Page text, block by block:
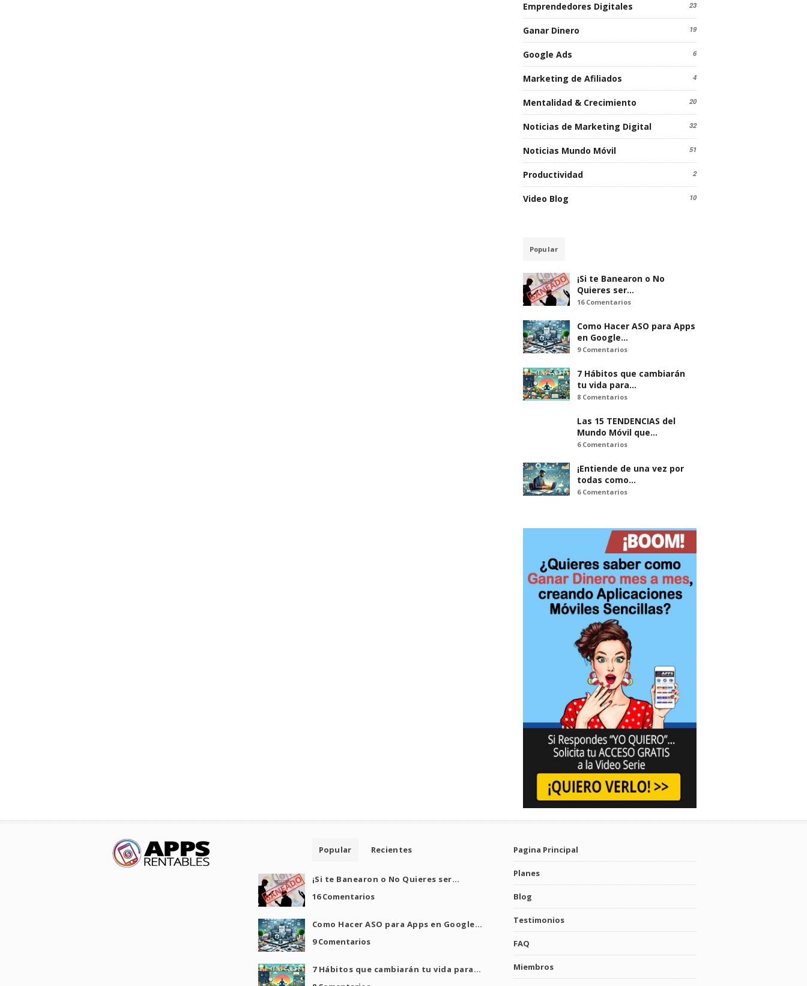
Emprendedores Digitales 23
Ganar Dinero 19
Google Ads 6
Marketing de Afiliados 4
Mentalidad & Crecimiento 20
Noticias de Marketing Digital 32
Noticias Mundo Móvil 51
Productividad 2
Video Blog 10
Popular
¡Si te Banearon o No
Quieres ser…
16 Comentarios
Como Hacer ASO para Apps
en Google…
9 Comentarios
7 Hábitos que cambiarán
tu vida para…
8 Comentarios
Las 15 TENDENCIAS del
Mundo Móvil que…
6 Comentarios
¡Entiende de una vez por
todas como…
6 Comentarios
Popular Recientes
¡Si te Banearon o No Quieres ser…
16 Comentarios
Como Hacer ASO para Apps en Google…
9 Comentarios
7 Hábitos que cambiarán tu vida para…
Pagina Principal
Planes
Blog
Testimonios
FAQ
Miembros